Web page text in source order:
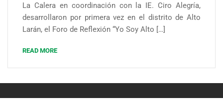
La Calera en coordinación con la IE. Ciro Alegría,
desarrollaron por primera vez en el distrito de Alto
Larán, el Foro de Reflexión “Yo Soy Alto […]
READ MORE